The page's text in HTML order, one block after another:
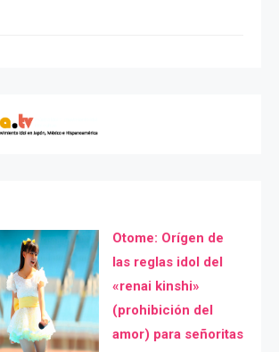
Otome: Orígen de
las reglas idol del
«renai kinshi»
(prohibición del
amor) para señoritas